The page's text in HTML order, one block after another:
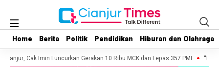
Home Berita Politik Pendidikan Hiburan dan Olahraga
Home Berita Politik Pendidikan Hiburan dan Olahraga
Cak Imin Luncurkan Gerakan 10 Ribu MCK dan Lepas 357 PMI “Mari